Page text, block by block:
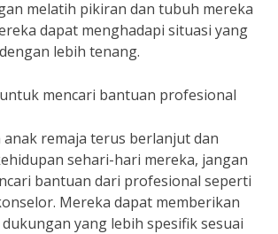
melatih pikiran dan tubuh mereka
dapat menghadapi situasi yang
lebih tenang.
mencari bantuan profesional
anak remaja terus berlanjut dan
sehari-hari mereka, jangan
bantuan dari profesional seperti
Mereka dapat memberikan
yang lebih spesifik sesuai